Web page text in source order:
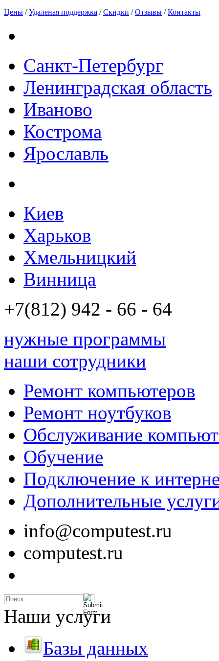
Цены /Удаленая поддержка /Скидки /Отзывы /Контакты
Санкт-Петербург
Ленинградская область
Иваново
Кострома
Ярославль
Киев
Харьков
Хмельницкий
Винница
+7(812) 942 - 66 - 64
нужные программы
наши сотрудники
Ремонт компьютеров
Ремонт ноутбуков
Обслуживание
Обучение
Подключение к
Дополнительные
info@computest.ru
computest.ru
Наши услуги
Базы данных